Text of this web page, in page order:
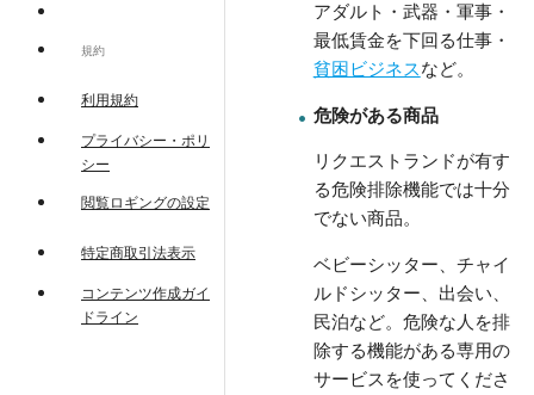
規約
利用規約
プライバシー・ポリ
シー
閲覧ロギングの設定
特定商取引法表示
コンテンツ作成ガイ
ドライン
アダルト・武器・軍事・
最低賃金を下回る仕事・
貧困ビジネスなど。
危険がある商品
リクエストランドが有す
る危険排除機能では十分
でない商品。
ベビーシッター、チャイ
ルドシッター、出会い、
民泊など。危険な人を排
除する機能がある専用の
サービスを使ってくださ